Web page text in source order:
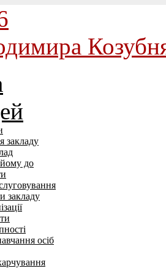
закладу
до
закладу
осіб